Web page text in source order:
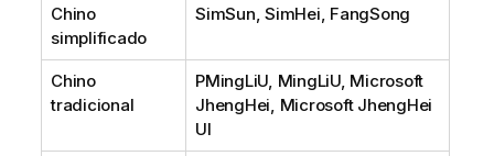
Chino
simplificado
SimSun, SimHei, FangSong
Chino
tradicional
PMingLiU, MingLiU, Microsoft
JhengHei, Microsoft JhengHei
UI